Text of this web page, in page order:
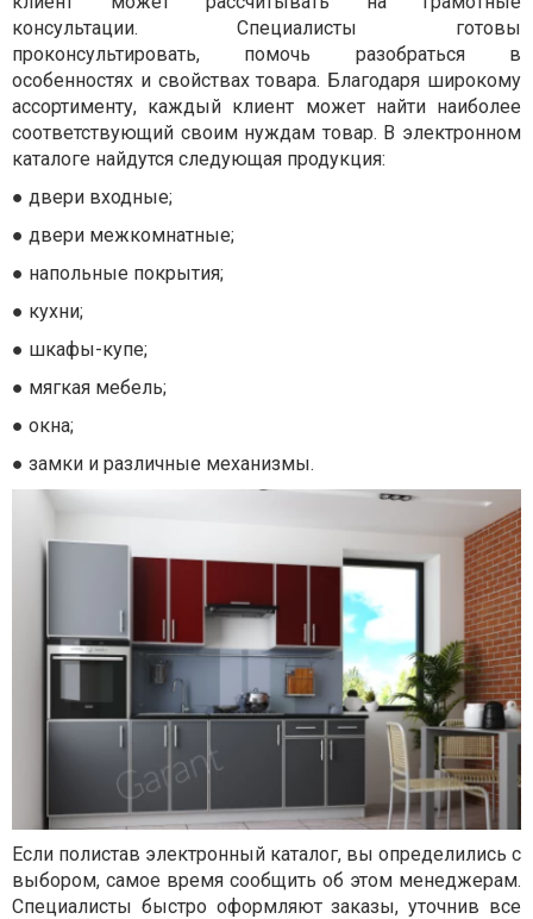
консультации. Специалисты готовы
проконсультировать, помочь разобраться в
особенностях и свойствах товара. Благодаря широкому
ассортименту, каждый клиент может найти наиболее
соответствующий своим нуждам товар. В электронном
каталоге найдутся следующая продукция:
● двери входные;
● двери межкомнатные;
● напольные покрытия;
● кухни;
● шкафы-купе;
● мягкая мебель;
● окна;
● замки и различные механизмы.
Если полистав электронный каталог, вы определились с
выбором, самое время сообщить об этом менеджерам.
Специалисты быстро оформляют заказы, уточнив все